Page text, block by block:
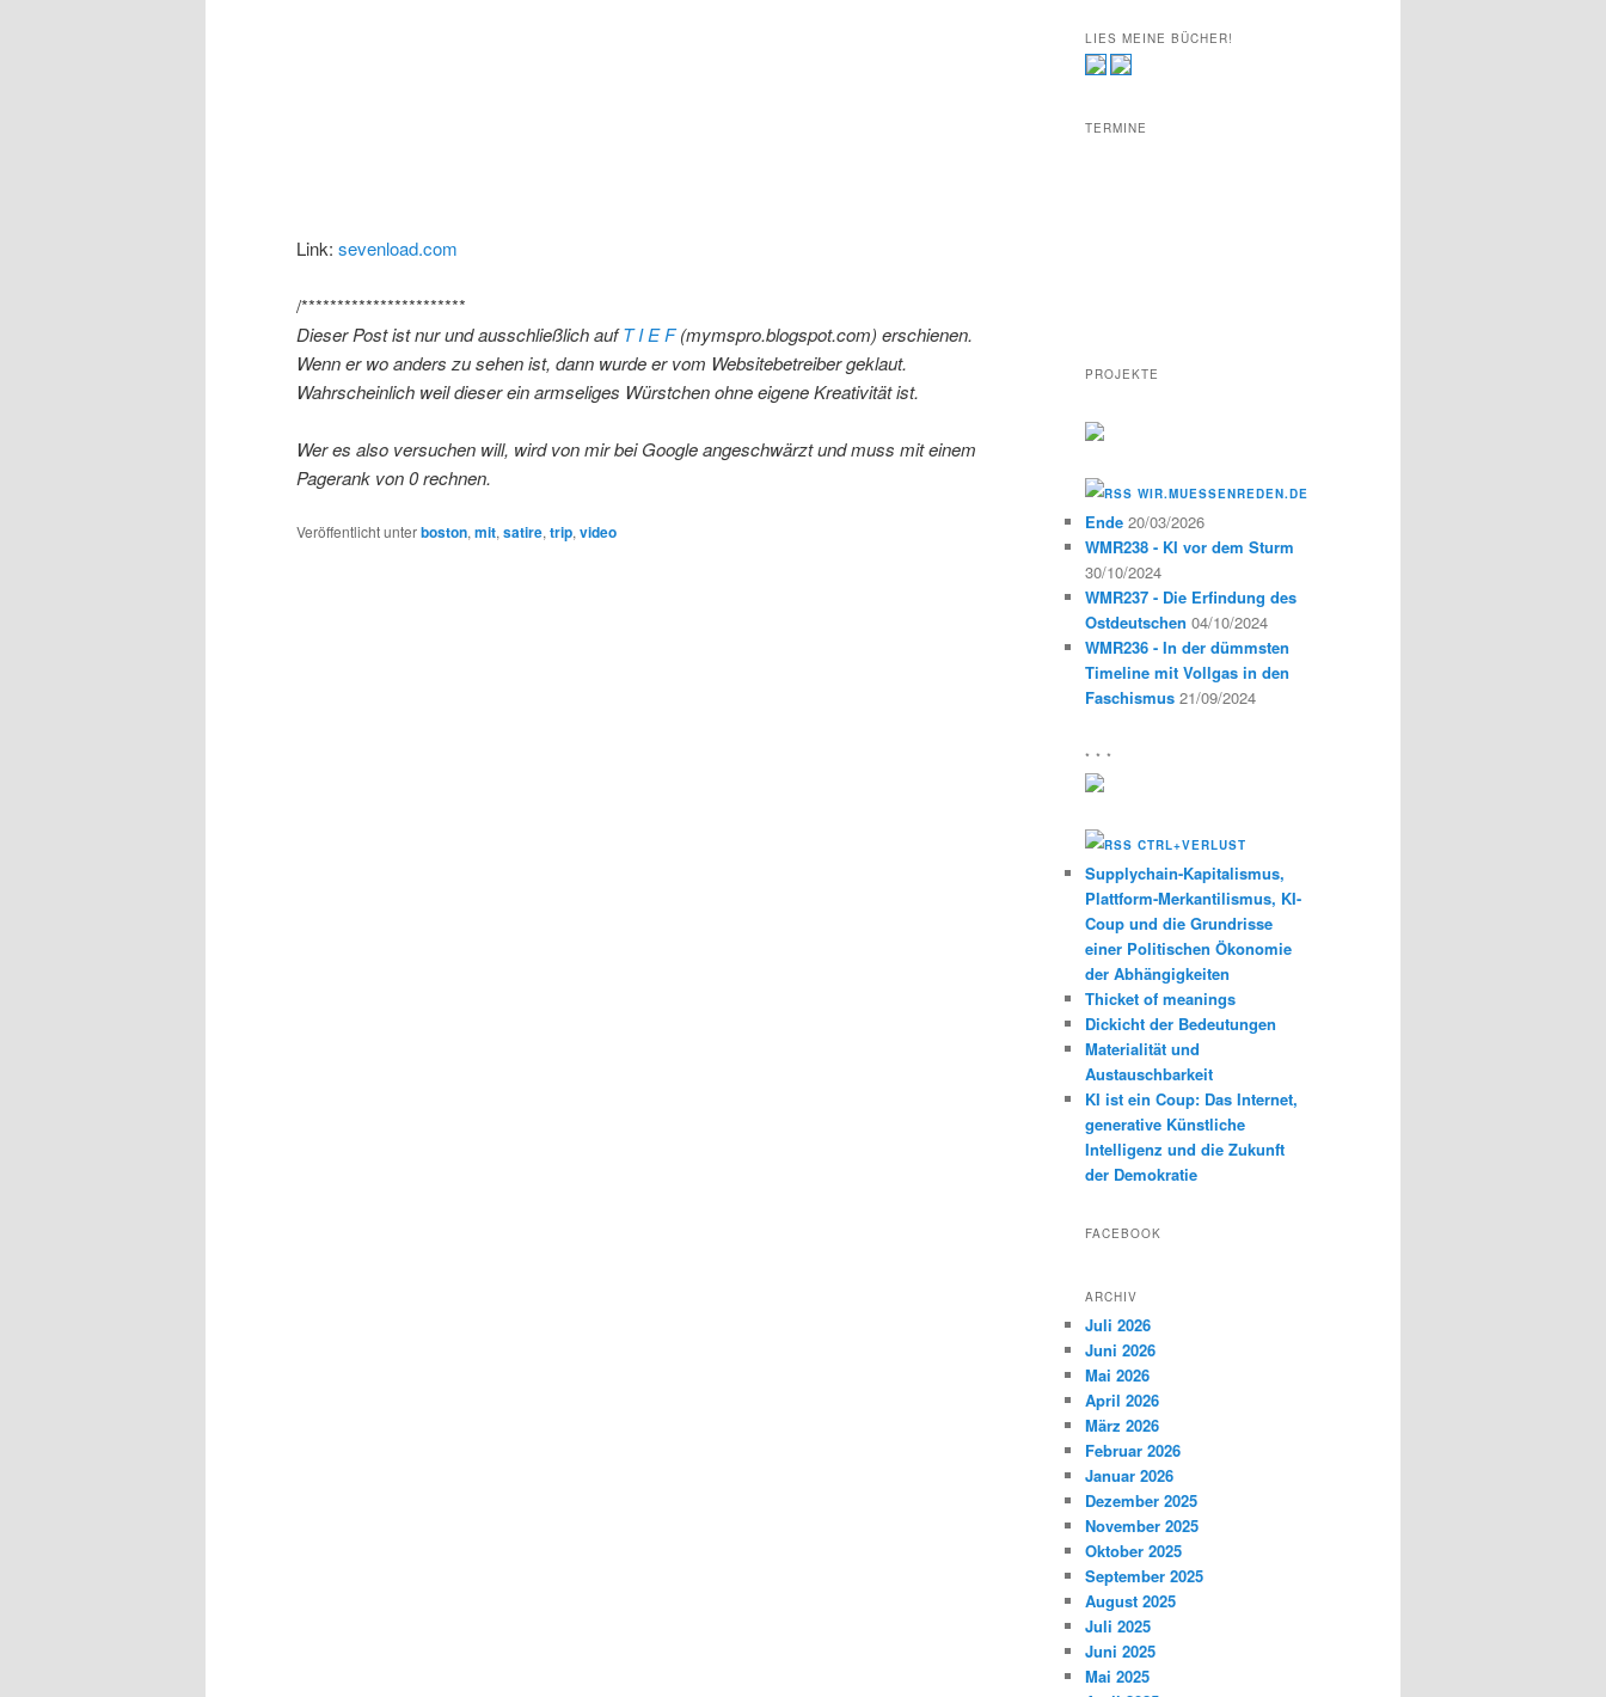
Link: sevenload.com
/***********************
Dieser Post ist nur und ausschließlich aufT I E F(mymspro.blogspot.com) erschienen.
Wenn er wo anders zu sehen ist, dann wurde er vom Websitebetreiber geklaut.
Wahrscheinlich weil dieser ein armseliges Würstchen ohne eigene Kreativität ist.
Wer es also versuchen will, wird von mir bei Google angeschwärzt und muss mit einem
Pagerank von 0 rechnen.
Veröffentlicht unterboston, mit, satire, trip, video
LIES MEINE BÜCHER!
TERMINE
PROJEKTE
WIR.MUESSENREDEN.DE
Ende 20/03/2026
WMR238 - KI vor dem Sturm
30/10/2024
WMR237 - Die Erfindung des
Ostdeutschen 04/10/2024
WMR236 - In der dümmsten
Timeline mit Vollgas in den
Faschismus 21/09/2024
* * *
CTRL+VERLUST
Supplychain-Kapitalismus,
Plattform-Merkantilismus, KI-
Coup und die Grundrisse
einer Politischen Ökonomie
der Abhängigkeiten
Thicket of meanings
Dickicht der Bedeutungen
Materialität und
Austauschbarkeit
KI ist ein Coup: Das Internet,
generative Künstliche
Intelligenz und die Zukunft
der Demokratie
FACEBOOK
ARCHIV
Juli 2026
Juni 2026
Mai 2026
April 2026
März 2026
Februar 2026
Januar 2026
Dezember 2025
November 2025
Oktober 2025
September 2025
August 2025
Juli 2025
Juni 2025
Mai 2025